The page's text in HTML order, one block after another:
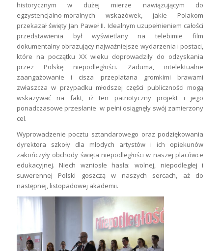
historycznym w dużej mierze nawiązującym do
egzystencjalno-moralnych wskazówek, jakie Polakom
przekazał święty Jan Paweł II. Idealnym uzupełnieniem całości
przedstawienia był wyświetlany na telebimie film
dokumentalny obrazujący najważniejsze wydarzenia i postaci,
które na początku XX wieku doprowadziły do odzyskania
przez Polskę niepodległości. Zaduma, intelektualne
zaangażowanie i cisza przeplatana gromkimi brawami
zwłaszcza w przypadku młodszej części publiczności mogą
wskazywać na fakt, iż ten patriotyczny projekt i jego
ponadczasowe przesłanie w pełni osiągnęły swój zamierzony
cel.
Wyprowadzenie pocztu sztandarowego oraz podziękowania
dyrektora szkoły dla młodych artystów i ich opiekunów
zakończyły obchody święta niepodległości w naszej placówce
edukacyjnej. Niech wzniosłe hasła: wolnej, niepodległej i
suwerennej Polski goszczą w naszych sercach, aż do
następnej, listopadowej akademii.